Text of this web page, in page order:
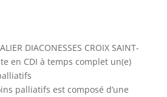
DIACONESSES CROIX SAINT-
en CDI à temps complet un(e)
palliatifs est composé d’une